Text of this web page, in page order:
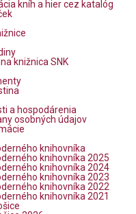
kníh a hier cez katalóg
knižnica SNK
a hospodárenia
osobných údajov
knihovníka
knihovníka 2025
knihovníka 2024
knihovníka 2023
knihovníka 2022
knihovníka 2021